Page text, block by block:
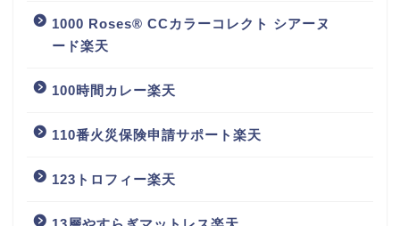
1000 Roses® CCカラーコレクト シアーヌ
ード楽天
100時間カレー楽天
110番火災保険申請サポート楽天
123トロフィー楽天